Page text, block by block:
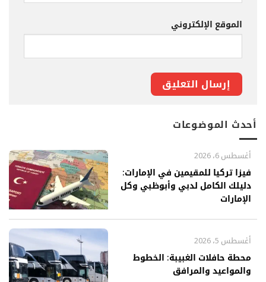
الموقع الإلكتروني
أحدث الموضوعات
فيزا تركيا للمقيمين في الإمارات:
دليلك الكامل لدبي وأبوظبي وكل
الإمارات
أغسطس 6، 2026
محطة حافلات الغبيبة: الخطوط
والمواعيد والمرافق
أغسطس 5، 2026